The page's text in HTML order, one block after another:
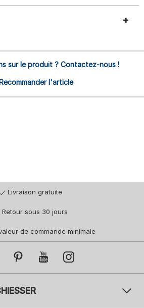
sur le produit ? Contactez-nous !
l'article
Livraison gratuite
Retour sous 30 jours
de commande minimale